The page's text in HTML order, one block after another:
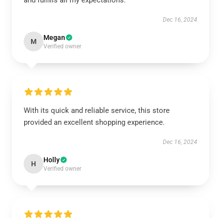
Dec 16, 2024
M Megan
Verified owner
With its quick and reliable service, this store
provided an excellent shopping experience.
Dec 16, 2024
H Holly
Verified owner